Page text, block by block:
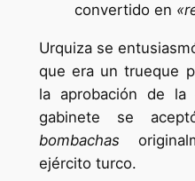
convertido en
Urquiza se
que era un trueque
la aprobación de
gabinete se
bombachas
ejército turco.